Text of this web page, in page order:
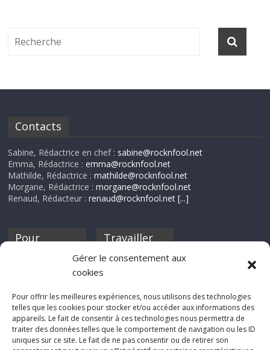
Gérer le consentement aux
cookies
Pour offrir les meilleures expériences, nous utilisons des technologies
telles que les cookies pour stocker et/ou accéder aux informations des
appareils. Le fait de consentir à ces technologies nous permettra de
traiter des données telles que le comportement de navigation ou les ID
uniques sur ce site. Le fait de ne pas consentir ou de retirer son
Contacts
Sabine, Rédactrice en chef : sabine@rocknfool.net
Emma, Rédactrice :emma@rocknfool.net
Mathilde, Rédactrice :mathilde@rocknfool.net
Morgane, Rédactrice :morgane@rocknfool.net
Renaud, Rédacteur :renaud@rocknfool.net [...]
Pour
discothèque
Travailler
Si tu souhaites
Rocknfool, n'hésite
pas à nous envoyer
tes chroniques de
concerts, de films,
séries ou des billets